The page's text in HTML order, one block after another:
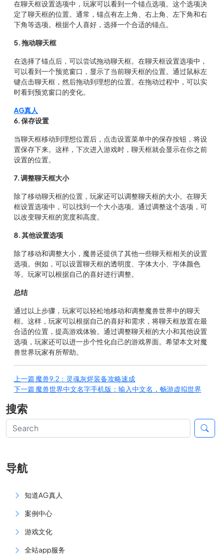
在聊天框设置选项中，玩家可以看到一个锚点选项。这个选项决
定了聊天框的位置。通常，锚点有左上角、右上角、左下角和右
下角等选项。根据个人喜好，选择一个合适的锚点。
5. 拖动聊天框
在选择了锚点后，可以尝试拖动聊天框。在聊天框设置选项中，
可以看到一个预览窗口，显示了当前聊天框的位置。通过鼠标左
键点击聊天框，然后拖动到理想的位置。在拖动过程中，可以实
时看到预览窗口的变化。
AG真人
6. 保存设置
当聊天框移动到理想位置后，点击设置菜单中的保存按钮，将设
置保存下来。这样，下次进入游戏时，聊天框就会显示在你之前
设置的位置。
7. 调整聊天框大小
除了移动聊天框的位置，玩家还可以调整聊天框的大小。在聊天
框设置选项中，可以找到一个大小选项。通过调整这个选项，可
以改变聊天框的宽度和高度。
8. 其他设置选项
除了移动和调整大小，魔兽还提供了其他一些聊天框相关的设置
选项。例如，可以设置聊天框的透明度、字体大小、字体颜色
等。玩家可以根据自己的喜好进行调整。
总结
通过以上步骤，玩家可以轻松地移动和调整魔兽世界中的聊天
框。这样，玩家可以根据自己的喜好和需求，将聊天框放置在最
合适的位置，提高游戏体验。通过调整聊天框的大小和其他设置
选项，玩家还可以进一步个性化自己的游戏界面。希望本文对魔
兽世界玩家有所帮助。
上一篇魔兽9.2：灵魂灰烬装备攻略速成
下一篇魔兽世界中文名字手机版：输入中文名，畅游虚拟世界
搜索
导航
知道AG真人
案例中心
游戏文化
全站app服务